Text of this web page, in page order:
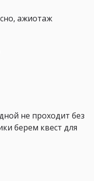
ажиотаж
не проходит без
берем квест для